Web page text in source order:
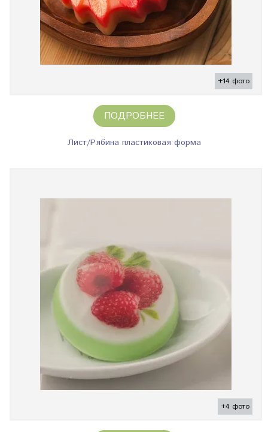
+14 фото
ПОДРОБНЕЕ
Лист/Рябина пластиковая форма
+4 фото